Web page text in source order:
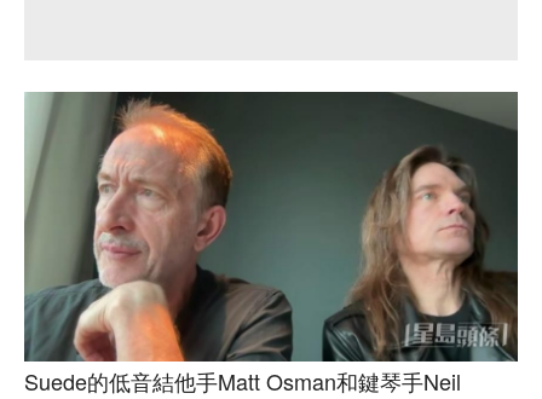
Suede的低音結他手Matt Osman和鍵琴手Neil